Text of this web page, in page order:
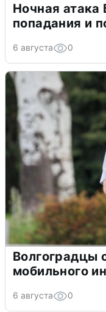
Ночная
попадания и
6 августа 0
Волгоградцы
мобильного
6 августа 0